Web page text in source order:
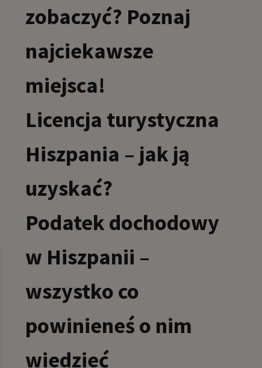
zobaczyć? Poznaj
najciekawsze
miejsca!
Licencja turystyczna
Hiszpania – jak ją
uzyskać?
Podatek dochodowy
w Hiszpanii –
wszystko co
powinieneś o nim
wiedzieć